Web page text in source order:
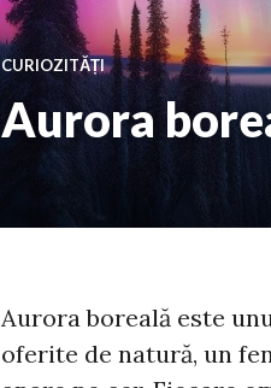
CURIOZITĂȚI
Aurora
Aurora boreală este
oferite de natură, un